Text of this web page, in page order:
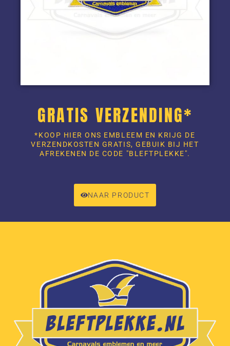
GRATIS VERZENDING*
*KOOP HIER ONS EMBLEEM EN KRIJG DE
VERZENDKOSTEN GRATIS, GEBUIK BIJ HET
AFREKENEN DE CODE "BLEFTPLEKKE".
NAAR PRODUCT